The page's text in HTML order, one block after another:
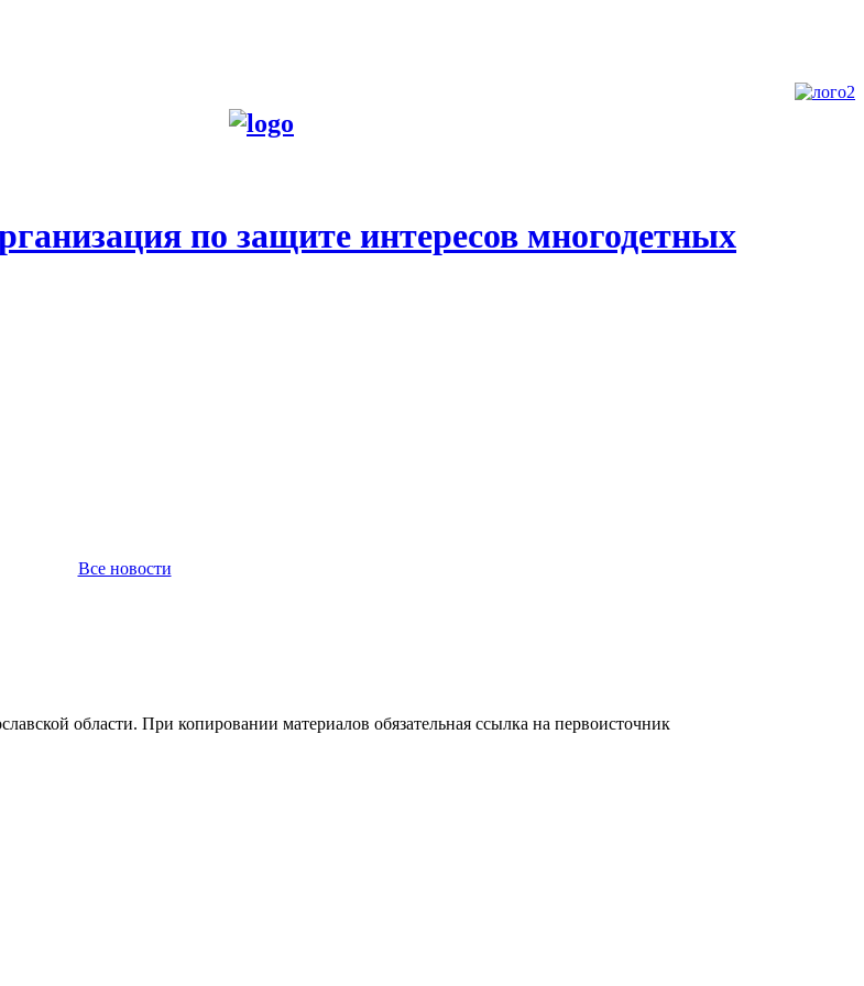
по защите интересов многодетных
Все новости
области. При копировании материалов обязательная ссылка на первоисточник